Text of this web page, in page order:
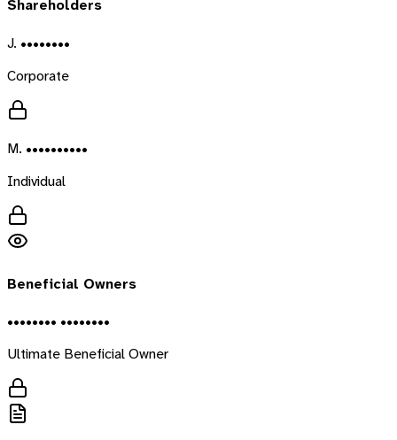
Shareholders
J. ••••••••
Corporate
M. ••••••••••
Individual
Beneficial Owners
•••••••• ••••••••
Ultimate Beneficial Owner